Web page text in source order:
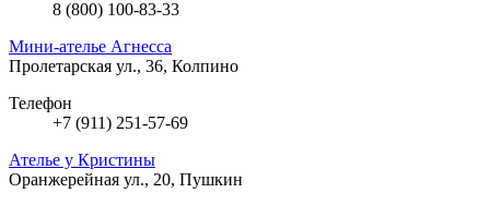
8 (800) 100-83-33
Мини-ателье Агнесса
Пролетарская ул., 36, Колпино
Телефон
+7 (911) 251-57-69
Ателье у Кристины
Оранжерейная ул., 20, Пушкин